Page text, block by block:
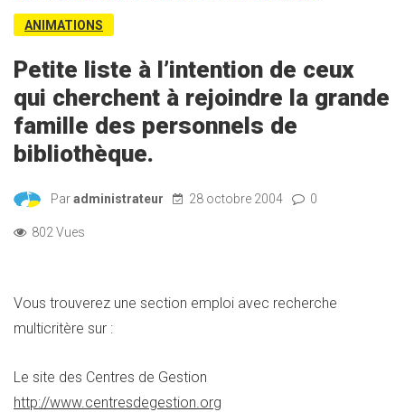
ANIMATIONS
Petite liste à l’intention de ceux
qui cherchent à rejoindre la grande
famille des personnels de
bibliothèque.
Paradministrateur 28 octobre 2004 0
802 Vues
Vous trouverez une section emploi avec recherche
multicritère sur :
Le site des Centres de Gestion
http://www.centresdegestion.org